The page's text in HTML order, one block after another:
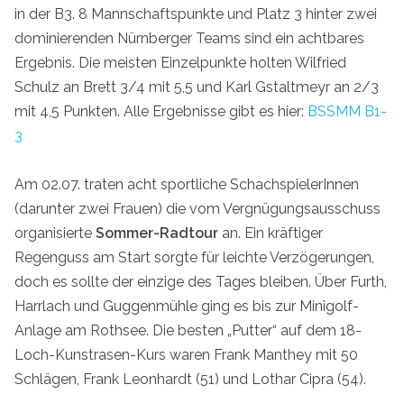
in der B3. 8 Mannschaftspunkte und Platz 3 hinter zwei
dominierenden Nürnberger Teams sind ein achtbares
Ergebnis. Die meisten Einzelpunkte holten Wilfried
Schulz an Brett 3/4 mit 5,5 und Karl Gstaltmeyr an 2/3
mit 4,5 Punkten. Alle Ergebnisse gibt es hier: BSSMM B1-
3
Am 02.07. traten acht sportliche SchachspielerInnen
(darunter zwei Frauen) die vom Vergnügungsausschuss
organisierte Sommer-Radtour an. Ein kräftiger
Regenguss am Start sorgte für leichte Verzögerungen,
doch es sollte der einzige des Tages bleiben. Über Furth,
Harrlach und Guggenmühle ging es bis zur Minigolf-
Anlage am Rothsee. Die besten „Putter“ auf dem 18-
Loch-Kunstrasen-Kurs waren Frank Manthey mit 50
Schlägen, Frank Leonhardt (51) und Lothar Cipra (54).